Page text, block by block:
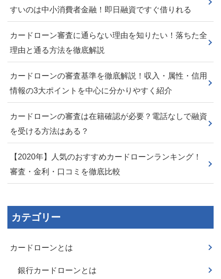
すいのは中小消費者金融！即日融資ですぐ借りれる
カードローン審査に通らない理由を知りたい！落ちた全
理由と通る方法を徹底解説
カードローンの審査基準を徹底解説！収入・属性・信用
情報の3大ポイントを中心に分かりやすく紹介
カードローンの審査は在籍確認が必要？電話なしで融資
を受ける方法はある？
【2020年】人気のおすすめカードローンランキング！
審査・金利・口コミを徹底比較
カテゴリー
カードローンとは
銀行カードローンとは